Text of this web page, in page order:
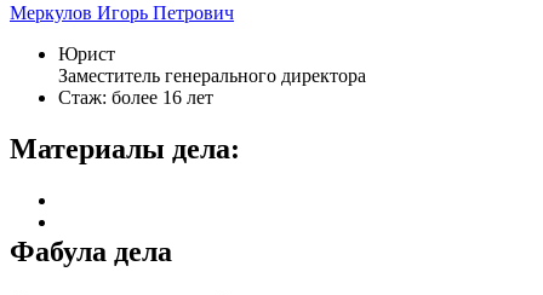
Меркулов Игорь Петрович
Юрист
Заместитель генерального директора
Стаж: более 16 лет
Материалы дела:
Фабула дела